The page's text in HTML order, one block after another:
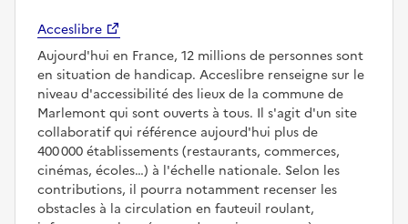
Acceslibre
Aujourd'hui en France, 12 millions de personnes sont
en situation de handicap. Acceslibre renseigne sur le
niveau d'accessibilité des lieux de la commune de
Marlemont qui sont ouverts à tous. Il s'agit d'un site
collaboratif qui référence aujourd'hui plus de
400 000 établissements (restaurants, commerces,
cinémas, écoles…) à l'échelle nationale. Selon les
contributions, il pourra notamment recenser les
obstacles à la circulation en fauteuil roulant,